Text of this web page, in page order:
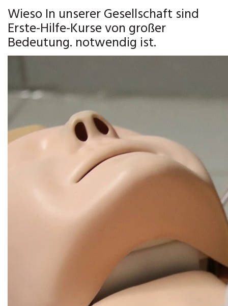
Wieso In unserer Gesellschaft sind
Erste-Hilfe-Kurse von großer
Bedeutung. notwendig ist.